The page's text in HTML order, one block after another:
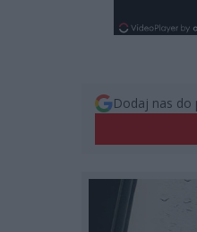
Dodaj nas do